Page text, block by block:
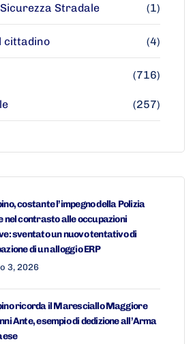
Stradale (1)
cittadino (4)
(716)
(257)
costante l’impegno della Polizia
nel contrasto alle occupazioni
sventato un nuovo tentativo di
di un alloggio ERP
3, 2026
ricorda il Maresciallo Maggiore
Ante, esempio di dedizione all’Arma